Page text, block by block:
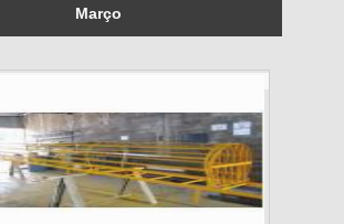
Março